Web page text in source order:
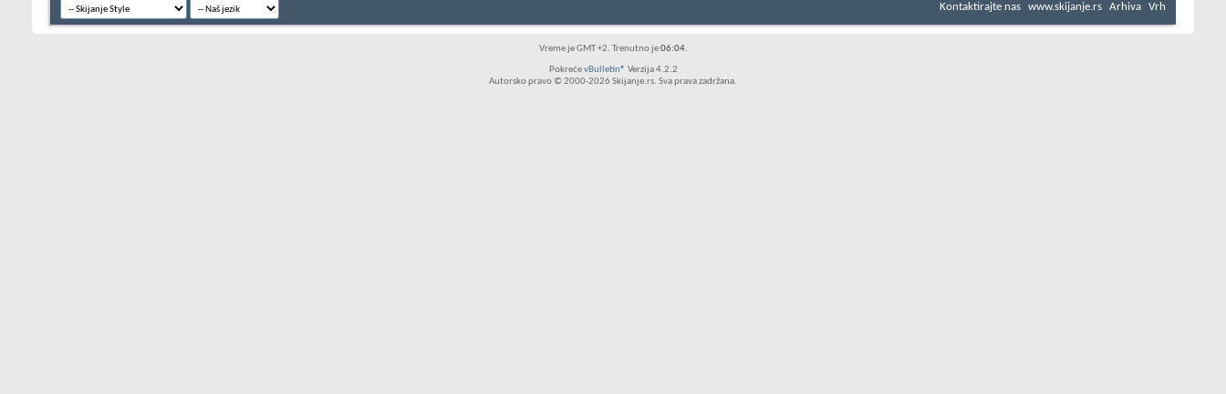
Kontaktirajte nas www.skijanje.rs Arhiva Vrh
Vreme je GMT +2. Trenutno je06:04.
PokrećevBulletin® Verzija 4.2.2
Autorsko pravo © 2000-2026 Skijanje.rs. Sva prava zadržana.